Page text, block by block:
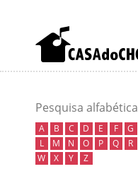
Pesquisa alfabética
A B C D E F G
L
M N O P Q R
W
X Y Z